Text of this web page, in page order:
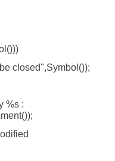
closed",Symbol());
%s :